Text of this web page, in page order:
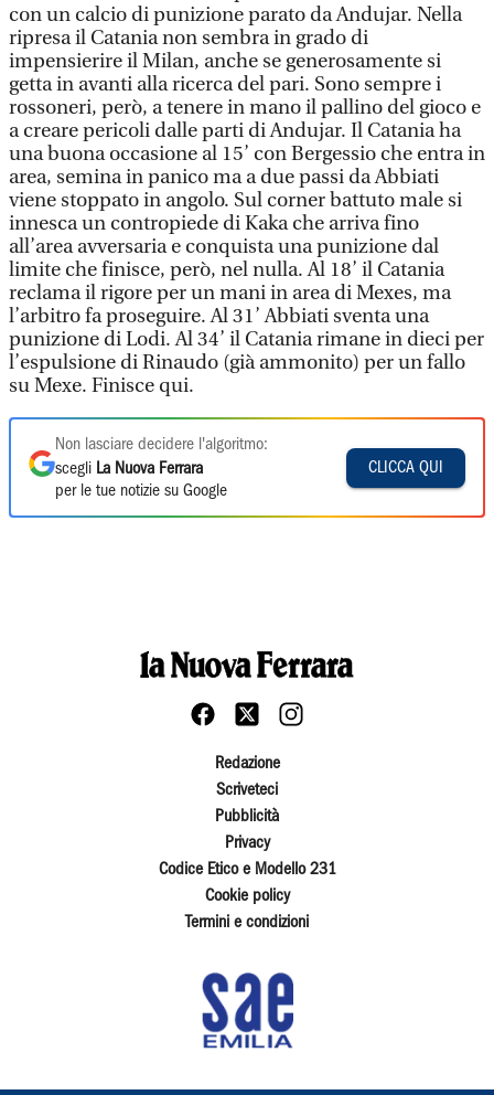
con un calcio di punizione parato da Andujar. Nella
ripresa il Catania non sembra in grado di
impensierire il Milan, anche se generosamente si
getta in avanti alla ricerca del pari. Sono sempre i
rossoneri, però, a tenere in mano il pallino del gioco e
a creare pericoli dalle parti di Andujar. Il Catania ha
una buona occasione al 15’ con Bergessio che entra in
area, semina in panico ma a due passi da Abbiati
viene stoppato in angolo. Sul corner battuto male si
innesca un contropiede di Kaka che arriva fino
all’area avversaria e conquista una punizione dal
limite che finisce, però, nel nulla. Al 18’ il Catania
reclama il rigore per un mani in area di Mexes, ma
l’arbitro fa proseguire. Al 31’ Abbiati sventa una
punizione di Lodi. Al 34’ il Catania rimane in dieci per
l’espulsione di Rinaudo (già ammonito) per un fallo
su Mexe. Finisce qui.
Non lasciare decidere l'algoritmo:
scegli La Nuova Ferrara
per le tue notizie su Google
CLICCA QUI
Redazione
Scriveteci
Pubblicità
Privacy
Codice Etico e Modello 231
Cookie policy
Termini e condizioni